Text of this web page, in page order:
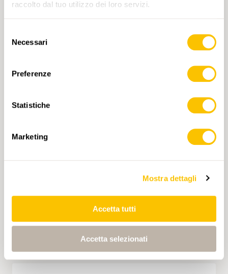
raccolto dal tuo utilizzo dei loro servizi.
delNecessari
Preferenze
Statistiche
Marketing
Mostra dettagli
Accetta tutti
Accetta selezionati
LOCALITÀ
PAESE